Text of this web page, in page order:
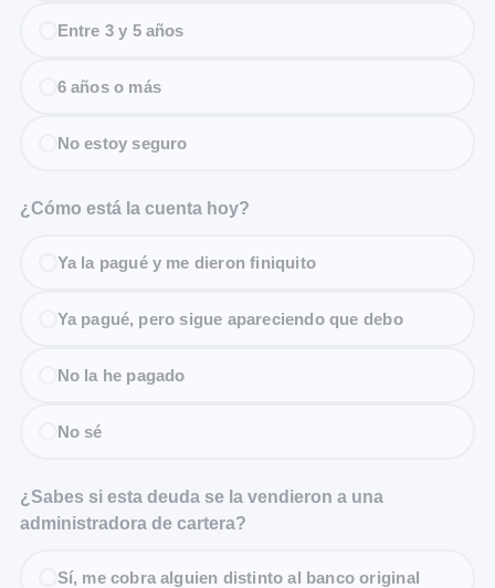
Entre 3 y 5 años
6 años o más
No estoy seguro
¿Cómo está la cuenta hoy?
Ya la pagué y me dieron finiquito
Ya pagué, pero sigue apareciendo que debo
No la he pagado
No sé
¿Sabes si esta deuda se la vendieron a una
administradora de cartera?
Sí, me cobra alguien distinto al banco original